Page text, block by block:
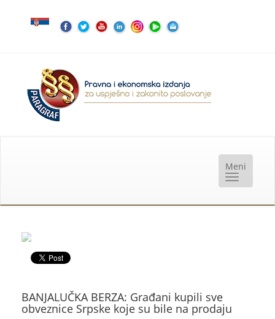
BANJALUČKA BERZA: Građani kupili sve
obveznice Srpske koje su bile na prodaju